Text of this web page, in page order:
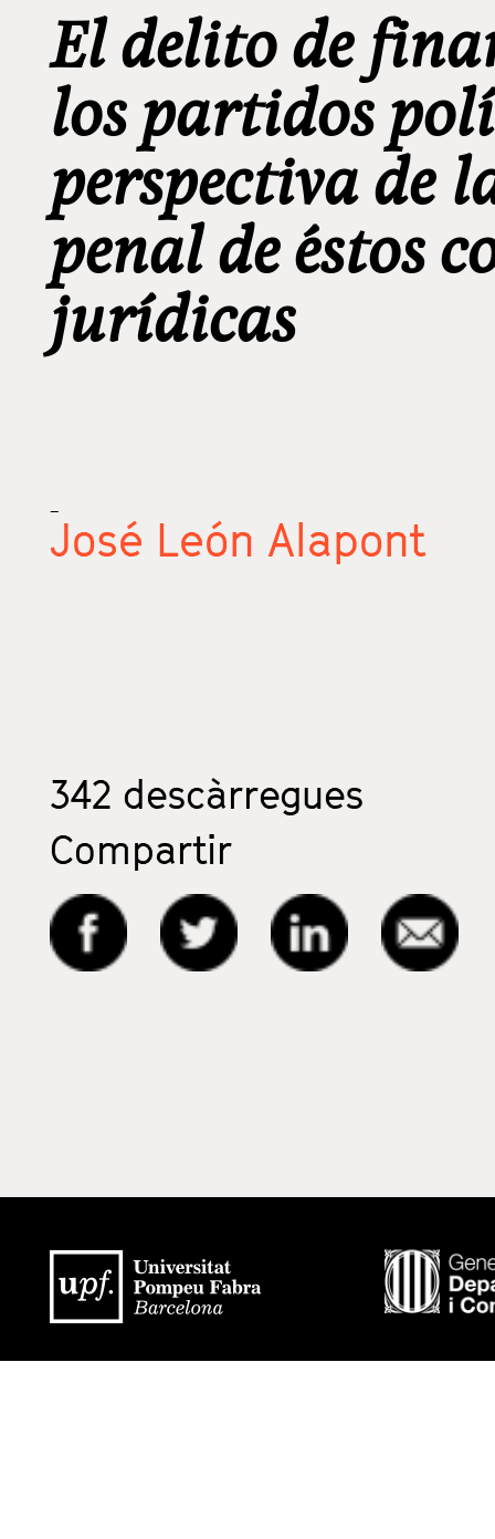
El delito de
los partidos
perspectiva de
penal de éstos
jurídicas
_
José León Alapont
342 descàrregues
Compartir